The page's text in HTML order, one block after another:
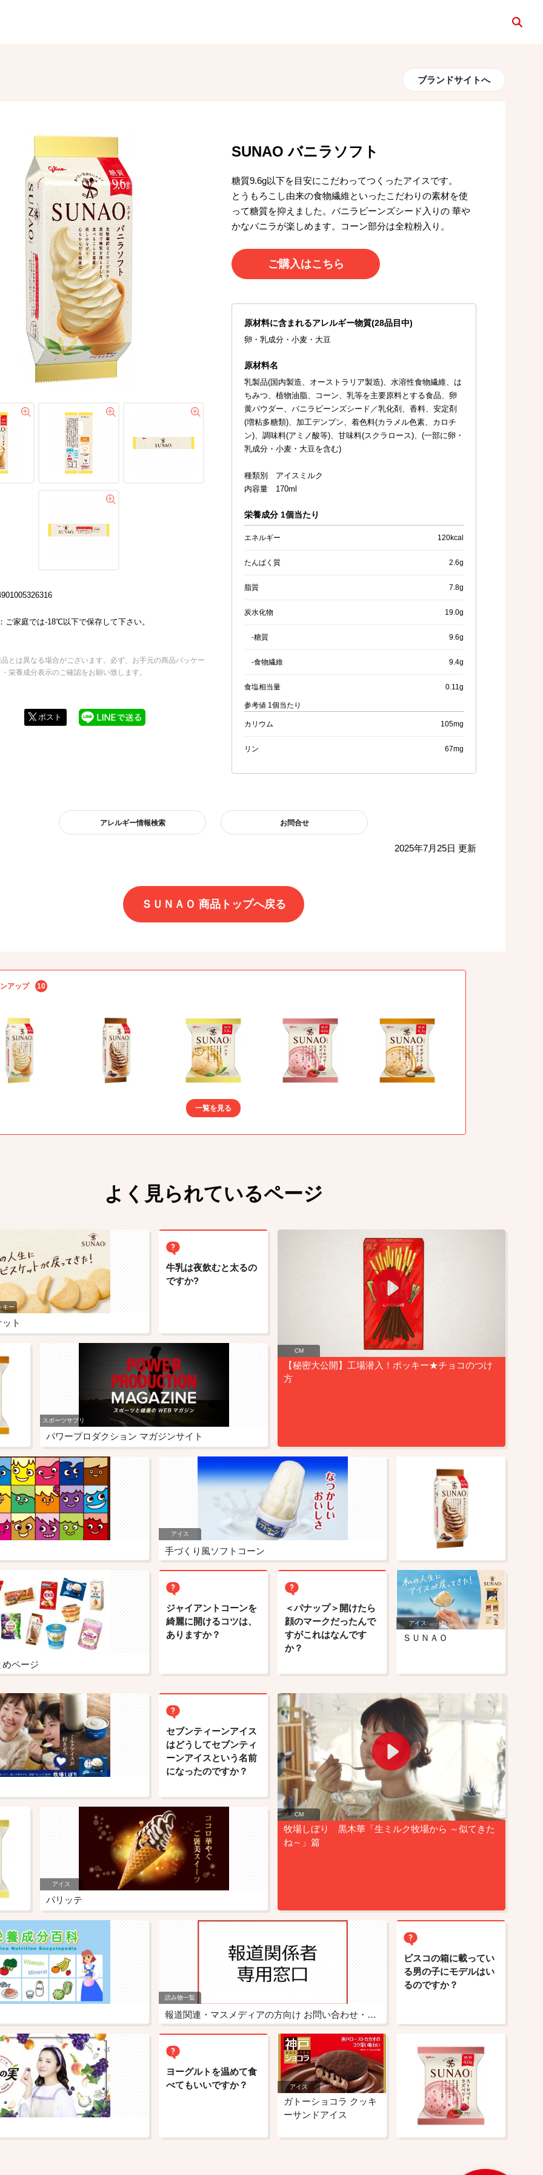
ブランドサイトへ
ご家庭では-18℃以下で保存して下さい。
とは異なる場合がございます。必ず、お手元の商品パッケー
栄養成分表示のご確認をお願い致します。
ポスト
SUNAO バニラソフト
糖質9.6g以下を目安にこだわってつくったアイスです。
とうもろこし由来の食物繊維といったこだわりの素材を使
って糖質を抑えました。バニラビーンズシード入りの 華や
かなバニラが楽しめます。コーン部分は全粒粉入り。
ご購入はこちら
原材料に含まれるアレルギー物質(28品目中)
卵・乳成分・小麦・大豆
原材料名
乳製品(国内製造、オーストラリア製造)、水溶性食物繊維、は
ちみつ、植物油脂、コーン、乳等を主要原料とする食品、卵
黄パウダー、バニラビーンズシード／乳化剤、香料、安定剤
(増粘多糖類)、加工デンプン、着色料(カラメル色素、カロチ
ン)、調味料(アミノ酸等)、甘味料(スクラロース)、(一部に卵・
乳成分・小麦・大豆を含む)
種類別 アイスミルク
内容量 170ml
栄養成分 1個当たり
エネルギー 120kcal
たんぱく質 2.6g
脂質 7.8g
炭水化物 19.0g
-糖質 9.6g
-食物繊維 9.4g
食塩相当量 0.11g
参考値 1個当たり
カリウム 105mg
リン 67mg
アレルギー情報検索 お問合せ
2025年7月25日 更新
ＳＵＮＡＯ 商品トップへ戻る
アップ 10
一覧を見る
よく見られているページ
キー
ト
牛乳は夜飲むと太るの
ですか?
スポーツサプリ
パワープロダクション マガジンサイト
CM
【秘密大公開】工場潜入！ポッキー★チョコのつけ
方
ページ
アイス
手づくり風ソフトコーン
ジャイアントコーンを
綺麗に開けるコツは、
ありますか？
＜パナップ＞開けたら
顔のマークだったんで
すがこれはなんです
か？
アイス
ＳＵＮＡＯ
セブンティーンアイス
はどうしてセブンティ
ーンアイスという名前
になったのですか？
アイス
パリッテ
CM
牧場しぼり 黒木華「生ミルク牧場から ～似てきた
ね～」篇
読み物一覧
報道関連・マスメディアの方向け お問い合わせ・取材依頼窓口
ビスコの箱に載ってい
る男の子にモデルはい
るのですか？
ヨーグルトを温めて食
べてもいいですか？
アイス
ガトーショコラ クッキ
ーサンドアイス